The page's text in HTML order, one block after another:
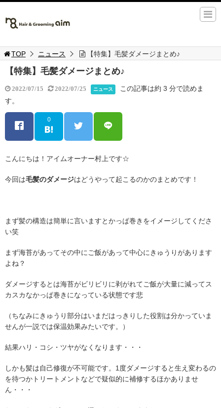
TOP ニュース 【特集】毛髪ダメージまとめ♪
【特集】毛髪ダメージまとめ♪
2022/07/15 2022/07/25 ニュース
この記事は約 3 分で読めま
す。
0
こんにちは！アイムオーナー村上です☆
今回は毛髪のダメージはどうやって起こるのかのまとめです！
まず髪の構造は簡単に言いますとかっぱ巻きをイメージしてくださ
い笑
まず海苔があってその中にご飯があって中心にきゅうりがあります
よね？
ダメージするとは海苔がビリビリに剥がれてご飯が大量に減ってス
カスカなかっぱ巻きになっている状態です悲
（ちなみにきゅうり部分はいまだはっきりした役割は分かっていま
せんが一説では保温効果みたいです。）
結果ハリ・コシ・ツヤがなくなります・・・
しかも髪は自己修復が不可能です。1度ダメージすると生え変わるの
を待つかトリートメントなどで疑似的に補修するほかありませ
ん・・・